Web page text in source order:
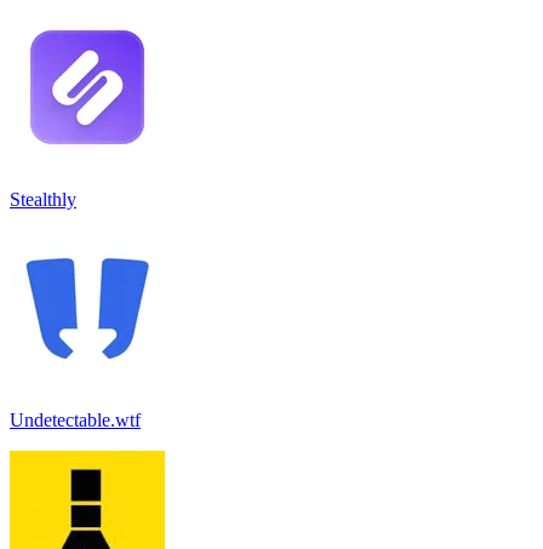
Stealthly
Undetectable.wtf